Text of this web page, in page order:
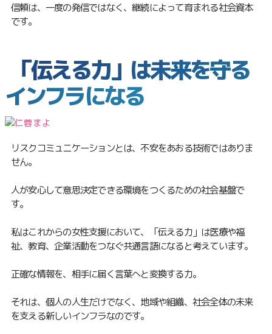
信頼は、一度の発信ではなく、継続によって育まれる社会資本
です。
「伝える力」は未来を守る
インフラになる
リスクコミュニケーションとは、不安をあおる技術ではありま
せん。
人が安心して意思決定できる環境をつくるための社会基盤で
す。
私はこれからの女性支援において、「伝える力」は医療や福
祉、教育、企業活動をつなぐ共通言語になると考えています。
正確な情報を、相手に届く言葉へと変換する力。
それは、個人の人生だけでなく、地域や組織、社会全体の未来
を支える新しいインフラなのです。